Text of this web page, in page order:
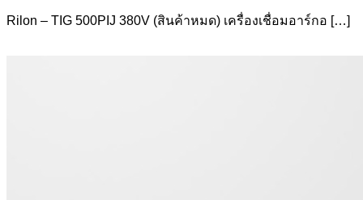
Rilon – TIG 500PIJ 380V (สินค้าหมด) เครื่องเชื่อมอาร์กอ […]